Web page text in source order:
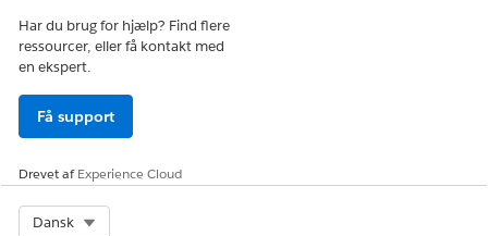
Har du brug for hjælp? Find flere
ressourcer, eller få kontakt med
en ekspert.
Få support
Drevet afExperience Cloud
Dansk